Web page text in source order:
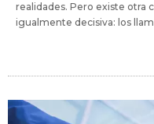
realidades. Pero existe otra
igualmente decisiva: los